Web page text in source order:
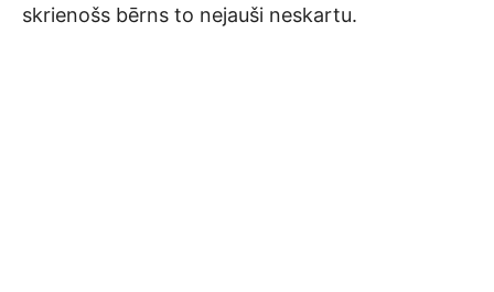
skrienošs bērns to nejauši neskartu.